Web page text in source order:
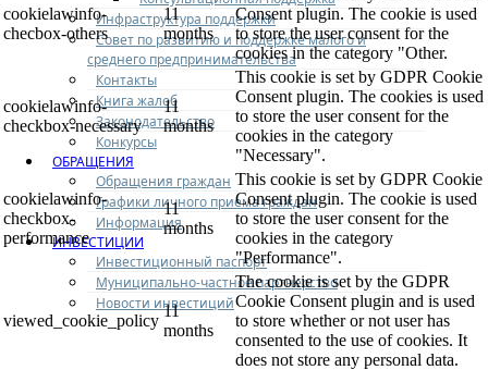
Инфраструктура поддержки
Совет по развитию и поддержке малого и
среднего предпринимательства
Контакты
Книга жалоб
Законодательство
Конкурсы
ОБРАЩЕНИЯ
Обращения граждан
Графики личного приема граждан
Информация
ИНВЕСТИЦИИ
Инвестиционный паспорт
Муниципально-частное партнерство
Новости инвестиций
cookielawinfo-
checbox-others
11
months
Consent plugin. The cookie is used
to store the user consent for the
cookies in the category "Other.
cookielawinfo-
checkbox-necessary
11
months
This cookie is set by GDPR Cookie
Consent plugin. The cookies is used
to store the user consent for the
cookies in the category
"Necessary".
cookielawinfo-
checkbox-
performance
11
months
This cookie is set by GDPR Cookie
Consent plugin. The cookie is used
to store the user consent for the
cookies in the category
"Performance".
viewed_cookie_policy
11
months
The cookie is set by the GDPR
Cookie Consent plugin and is used
to store whether or not user has
consented to the use of cookies. It
does not store any personal data.